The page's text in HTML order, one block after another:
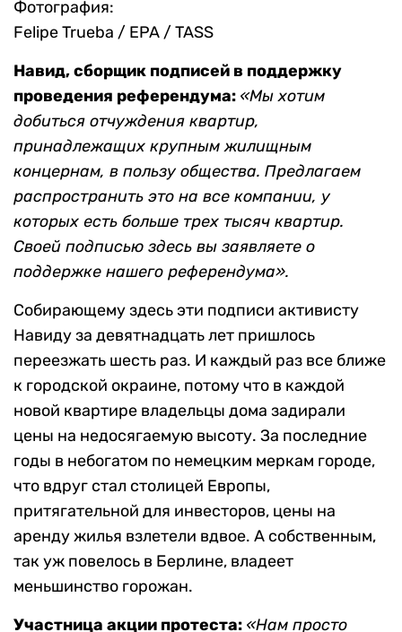
Фотография:
Felipe Trueba / EPA / TASS
Навид, сборщик подписей в поддержку
проведения референдума: «Мы хотим
добиться отчуждения квартир,
принадлежащих крупным жилищным
концернам, в пользу общества. Предлагаем
распространить это на все компании, у
которых есть больше трех тысяч квартир.
Своей подписью здесь вы заявляете о
поддержке нашего референдума».
Собирающему здесь эти подписи активисту
Навиду за девятнадцать лет пришлось
переезжать шесть раз. И каждый раз все ближе
к городской окраине, потому что в каждой
новой квартире владельцы дома задирали
цены на недосягаемую высоту. За последние
годы в небогатом по немецким меркам городе,
что вдруг стал столицей Европы,
притягательной для инвесторов, цены на
аренду жилья взлетели вдвое. А собственным,
так уж повелось в Берлине, владеет
меньшинство горожан.
Участница акции протеста: «Нам просто